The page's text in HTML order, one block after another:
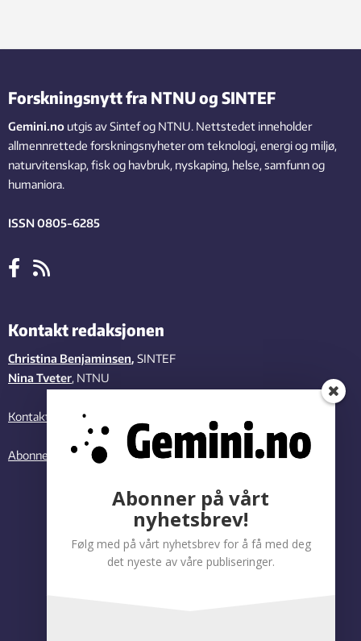
Forskningsnytt fra NTNU og SINTEF
Gemini.no utgis av Sintef og NTNU. Nettstedet inneholder
allmennrettede forskningsnyheter om teknologi, energi og miljø,
naturvitenskap, fisk og havbruk, nyskaping, helse, samfunn og
humaniora.
ISSN 0805-6285
Kontakt redaksjonen
Christina Benjaminsen, SINTEF
Nina Tveter, NTNU
Kontakt oss
Abonner på vårt nyhetsbrev
Abonner på vårt
nyhetsbrev!
Følg med på vårt nyhetsbrev for å få med deg
det nyeste av våre publiseringer.